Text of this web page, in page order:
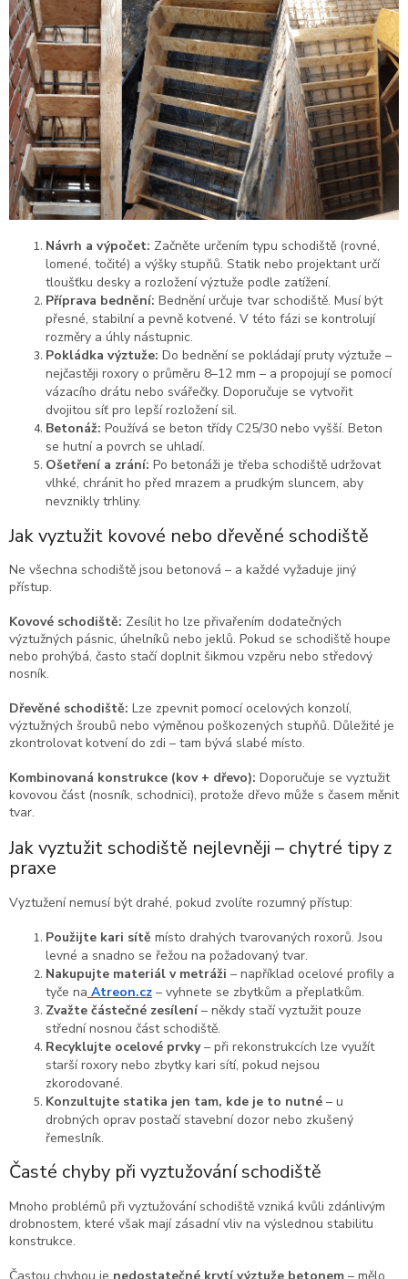
Návrh a výpočet: Začněte určením typu schodiště (rovné,
lomené, točité) a výšky stupňů. Statik nebo projektant určí
tloušťku desky a rozložení výztuže podle zatížení.
Příprava bednění: Bednění určuje tvar schodiště. Musí být
přesné, stabilní a pevně kotvené. V této fázi se kontrolují
rozměry a úhly nástupnic.
Pokládka výztuže: Do bednění se pokládají pruty výztuže –
nejčastěji roxory o průměru 8–12 mm – a propojují se pomocí
vázacího drátu nebo svářečky. Doporučuje se vytvořit
dvojitou síť pro lepší rozložení sil.
Betonáž: Používá se beton třídy C25/30 nebo vyšší. Beton
se hutní a povrch se uhladí.
Ošetření a zrání: Po betonáži je třeba schodiště udržovat
vlhké, chránit ho před mrazem a prudkým sluncem, aby
nevznikly trhliny.
Jak vyztužit kovové nebo dřevěné schodiště
Ne všechna schodiště jsou betonová – a každé vyžaduje jiný
přístup.
Kovové schodiště: Zesílit ho lze přivařením dodatečných
výztužných pásnic, úhelníků nebo jeklů. Pokud se schodiště houpe
nebo prohýbá, často stačí doplnit šikmou vzpěru nebo středový
nosník.
Dřevěné schodiště: Lze zpevnit pomocí ocelových konzolí,
výztužných šroubů nebo výměnou poškozených stupňů. Důležité je
zkontrolovat kotvení do zdi – tam bývá slabé místo.
Kombinovaná konstrukce (kov + dřevo): Doporučuje se vyztužit
kovovou část (nosník, schodnici), protože dřevo může s časem měnit
tvar.
Jak vyztužit schodiště nejlevněji – chytré tipy z
praxe
Vyztužení nemusí být drahé, pokud zvolíte rozumný přístup:
Použijte kari sítě místo drahých tvarovaných roxorů. Jsou
levné a snadno se řežou na požadovaný tvar.
Nakupujte materiál v metráži – například ocelové profily a
tyče na Atreon.cz – vyhnete se zbytkům a přeplatkům.
Zvažte částečné zesílení– někdy stačí vyztužit pouze
střední nosnou část schodiště.
Recyklujte ocelové prvky– při rekonstrukcích lze využít
starší roxory nebo zbytky kari sítí, pokud nejsou
zkorodované.
Konzultujte statika jen tam, kde je to nutné – u
drobných oprav postačí stavební dozor nebo zkušený
řemeslník.
Časté chyby při vyztužování schodiště
Mnoho problémů při vyztužování schodiště vzniká kvůli zdánlivým
drobnostem, které však mají zásadní vliv na výslednou stabilitu
konstrukce.